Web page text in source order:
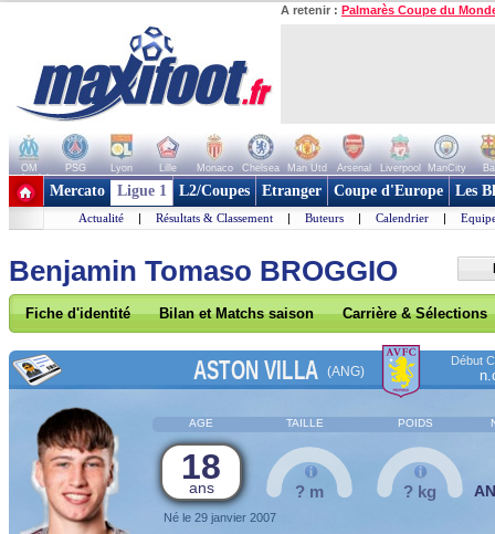
A retenir : Palmarès Coupe du
OM PSG Lyon Lille Monaco Chelsea Man Utd Arsenal Liverpool ManCity
+ de clubs
Mercato Ligue 1 L2/Coupes Etranger Coupe d'Europe Les
Actualité | Résultats & Classement | Buteurs | Calendrier |
Benjamin Tomaso BROGGIO
Fiche d'identité Bilan et Matchs saison Carrière & Sélections
ASTON VILLA (ANG)
Début
AGE TAILLE POIDS
18
ans
Né le 29 janvier 2007
? m ? kg